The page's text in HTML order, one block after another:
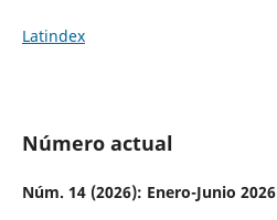
Latindex
Número actual
Núm. 14 (2026): Enero-Junio 2026